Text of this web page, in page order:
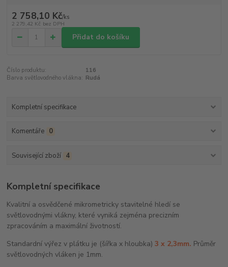
2 758,10 Kč/ks
2 279,42 Kč bez DPH
Přidat do košíku
Číslo produktu:
116
Barva světlovodného vlákna: Rudá
Kompletní specifikace
Komentáře 0
Související zboží 4
Kompletní specifikace
Kvalitní a osvědčené mikrometricky stavitelné hledí se
světlovodnými vlákny, které vyniká zejména precizním
zpracováním a maximální životností.
Standardní výřez v plátku je (šířka x hloubka)3 x 2,3mm. Průměr
světlovodných vláken je 1mm.